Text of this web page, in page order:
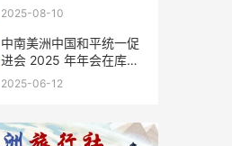
2025-08-10
中南美洲中国和平统一促
进会 2025 年年会在库拉
索圆满举行，共绘反“独”
2025-06-12